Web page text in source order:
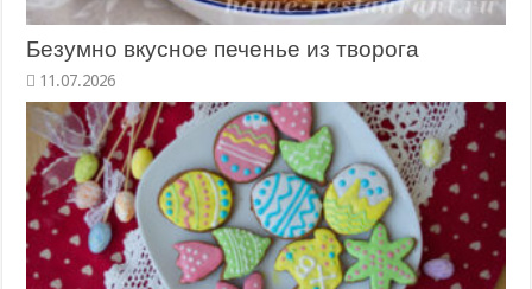
Безумно вкусное печенье из творога
11.07.2026